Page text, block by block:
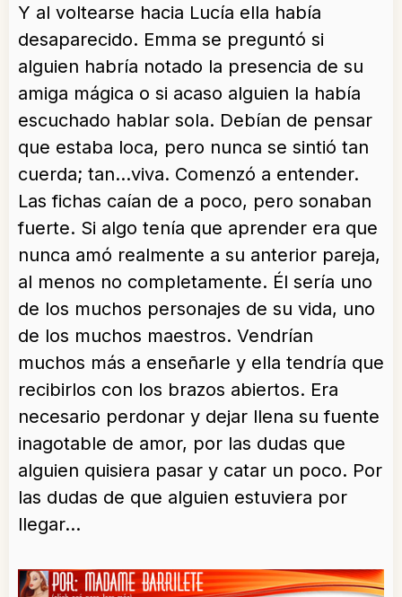
Y al voltearse hacia Lucía ella había
desaparecido. Emma se preguntó si
alguien habría notado la presencia de su
amiga mágica o si acaso alguien la había
escuchado hablar sola. Debían de pensar
que estaba loca, pero nunca se sintió tan
cuerda; tan…viva. Comenzó a entender.
Las fichas caían de a poco, pero sonaban
fuerte. Si algo tenía que aprender era que
nunca amó realmente a su anterior pareja,
al menos no completamente. Él sería uno
de los muchos personajes de su vida, uno
de los muchos maestros. Vendrían
muchos más a enseñarle y ella tendría que
recibirlos con los brazos abiertos. Era
necesario perdonar y dejar llena su fuente
inagotable de amor, por las dudas que
alguien quisiera pasar y catar un poco. Por
las dudas de que alguien estuviera por
llegar…